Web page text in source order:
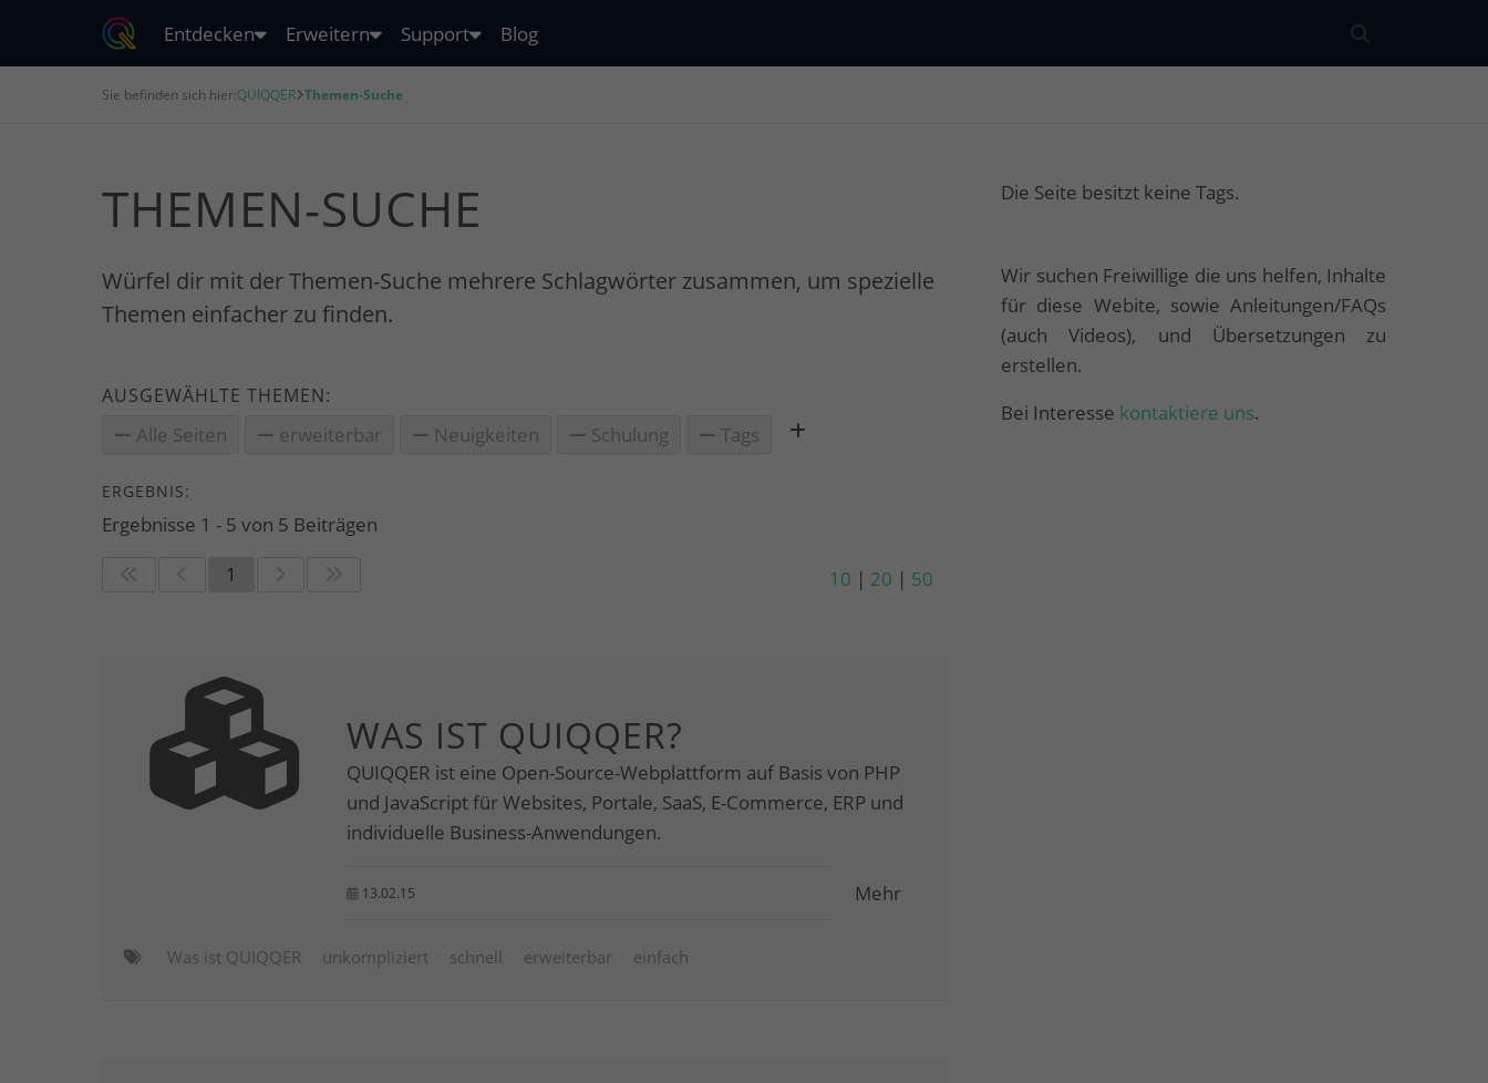
Entdecken Erweitern Support Blog
Sie befinden sich hier:QUIQQER Themen-Suche
THEMEN-SUCHE
Würfel dir mit der Themen-Suche mehrere Schlagwörter zusammen, um spezielle
Themen einfacher zu finden.
AUSGEWÄHLTE THEMEN:
Alle Seiten erweiterbar Neuigkeiten Schulung Tags
ERGEBNIS:
Ergebnisse 1 - 5 von 5 Beiträgen
1
10 | 20 | 50
WAS IST QUIQQER?
QUIQQER ist eine Open-Source-Webplattform auf Basis von PHP
und JavaScript für Websites, Portale, SaaS, E-Commerce, ERP und
individuelle Business-Anwendungen.
13.02.15 Mehr
Was ist QUIQQER unkompliziert schnell erweiterbar einfach
Die Seite besitzt keine Tags.
Wir suchen Freiwillige die uns helfen, Inhalte
für diese Webite, sowie Anleitungen/FAQs
(auch Videos), und Übersetzungen zu
erstellen.
Bei Interesse kontaktiere uns.